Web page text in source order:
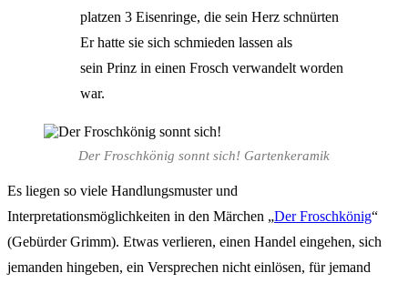
platzen 3 Eisenringe, die sein Herz schnürten
Er hatte sie sich schmieden lassen als
sein Prinz in einen Frosch verwandelt worden
war.
Der Froschkönig sonnt sich! Gartenkeramik
Es liegen so viele Handlungsmuster und
Interpretationsmöglichkeiten in den Märchen „Der Froschkönig“
(Gebürder Grimm). Etwas verlieren, einen Handel eingehen, sich
jemanden hingeben, ein Versprechen nicht einlösen, für jemand